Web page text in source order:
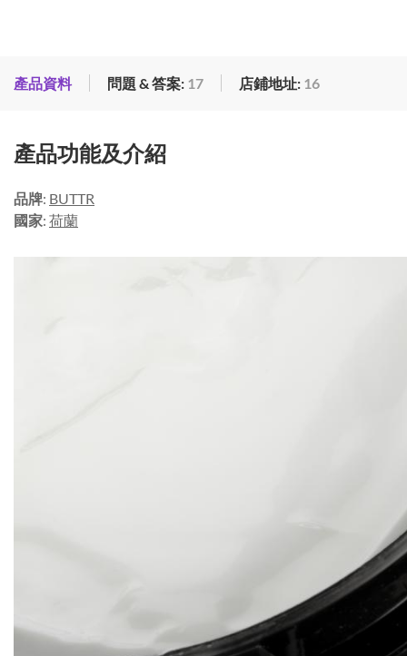
產品資料 問題 & 答案: 17 店鋪地址: 16
產品功能及介紹
品牌: BUTTR
國家: 荷蘭